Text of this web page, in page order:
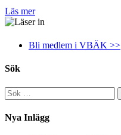
Läs mer
Bli medlem i VBÄK >>
Sök
Sök
efter:
Nya Inlägg